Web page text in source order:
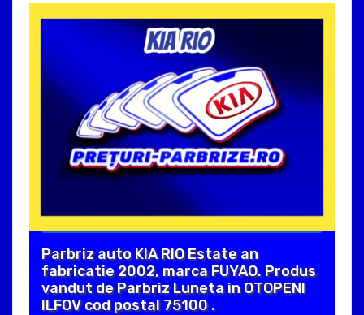
Parbriz auto KIA RIO Estate an
fabricatie 2002, marca FUYAO. Produs
vandut de Parbriz Luneta in OTOPENI
ILFOV cod postal 75100 .